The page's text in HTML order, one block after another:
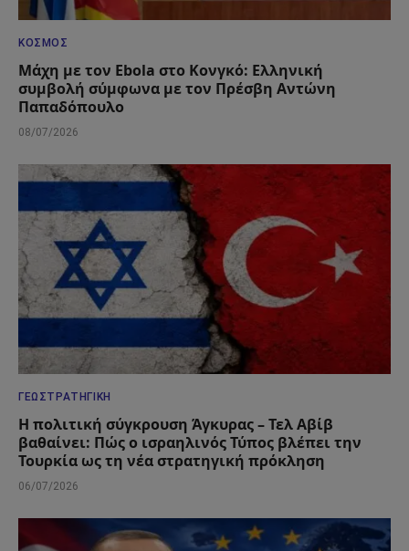
ΚΌΣΜΟΣ
Μάχη με τον Ebola στο Κονγκό: Ελληνική
συμβολή σύμφωνα με τον Πρέσβη Αντώνη
Παπαδόπουλο
08/07/2026
ΓΕΩΣΤΡΑΤΗΓΙΚΉ
Η πολιτική σύγκρουση Άγκυρας – Τελ Αβίβ
βαθαίνει: Πώς ο ισραηλινός Τύπος βλέπει την
Τουρκία ως τη νέα στρατηγική πρόκληση
06/07/2026